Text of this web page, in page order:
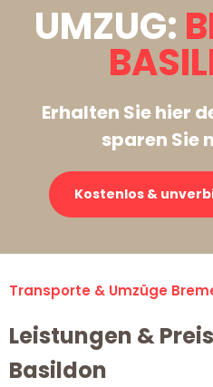
UMZUG:
Erhalten Sie hier
sparen Sie
Kostenlos &
Transporte & Umzüge
Leistungen &
Basildon